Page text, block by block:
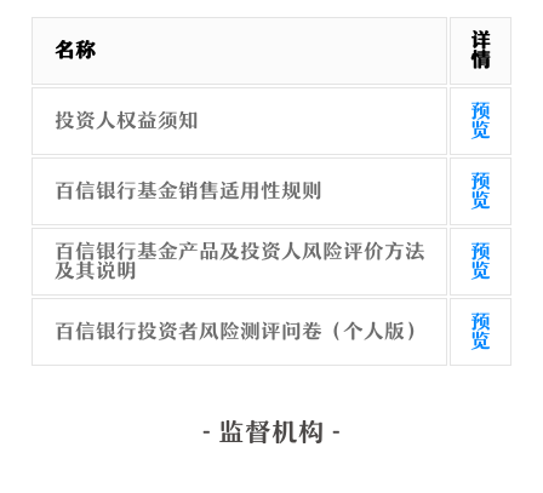
名称
详
情
投资人权益须知
预
览
百信银行基金销售适用性规则
预
览
百信银行基金产品及投资人风险评价方法
及其说明
预
览
百信银行投资者风险测评问卷（个人版）
预
览
- 监督机构 -